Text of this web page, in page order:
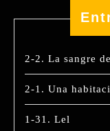
2-2. La sangre
2-1. Una
1-31. Lel